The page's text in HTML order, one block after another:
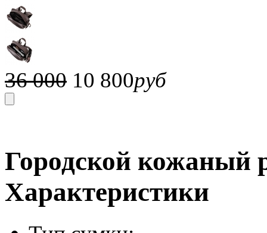
36 000 10 800руб
Городской кожаный
Характеристики